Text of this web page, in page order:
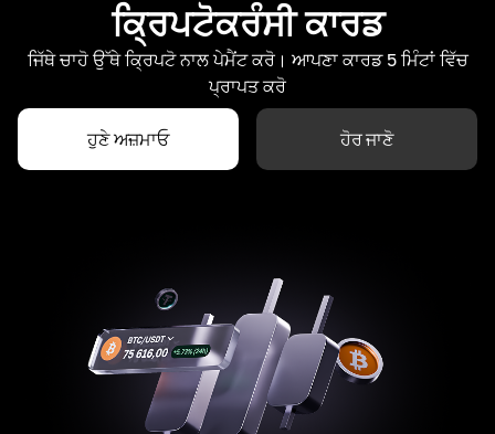
ਕ੍ਰਿਪਟੋਕਰੰਸੀ ਕਾਰਡ
ਜਿੱਥੇ ਚਾਹੋ ਉੱਥੇ ਕ੍ਰਿਪਟੋ ਨਾਲ ਪੇਮੈਂਟ ਕਰੋ। ਆਪਣਾ ਕਾਰਡ 5 ਮਿੰਟਾਂ ਵਿੱਚ
ਪ੍ਰਾਪਤ ਕਰੋ
ਹੁਣੇ ਅਜ਼ਮਾਓ ਹੋਰ ਜਾਣੋ